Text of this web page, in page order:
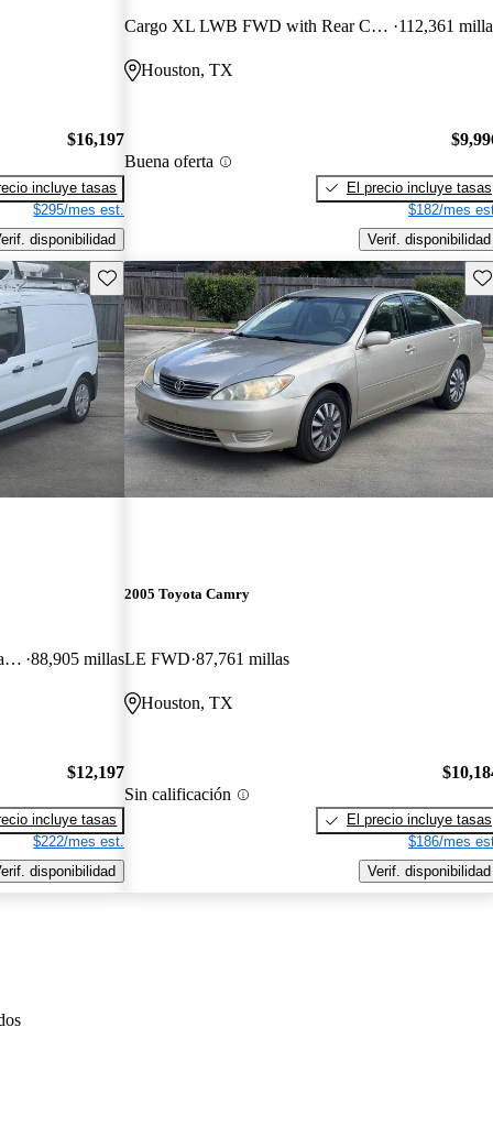
$16,197
incluye tasas
$295/mes est.
disponibilidad
Cargo XL LWB FWD with Rear Cargo Doors 112,361
Houston, TX
Buena oferta
El precio incluye tasas
$182/mes
Verif. disponibilidad
Guarda este Aviso
Cargo XL LWB FWD with Rear Cargo Doors 88,905 millas
$12,197
incluye tasas
$222/mes est.
disponibilidad
2005 Toyota Camry
LE FWD 87,761 millas
Houston, TX
Sin calificación
El precio incluye tasas
$186/mes
Verif. disponibilidad